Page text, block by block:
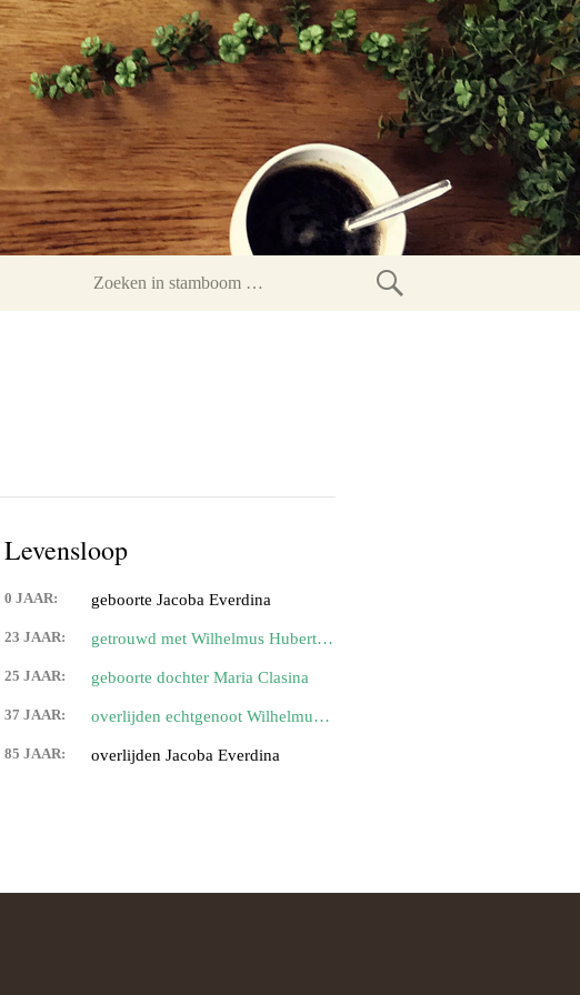
Zoeken
Levensloop
0 JAAR: geboorte Jacoba Everdina
23 JAAR: getrouwd met Wilhelmus Hubertus Reijnen
25 JAAR: geboorte dochter Maria Clasina
37 JAAR: overlijden echtgenoot Wilhelmus Hubertus
85 JAAR: overlijden Jacoba Everdina